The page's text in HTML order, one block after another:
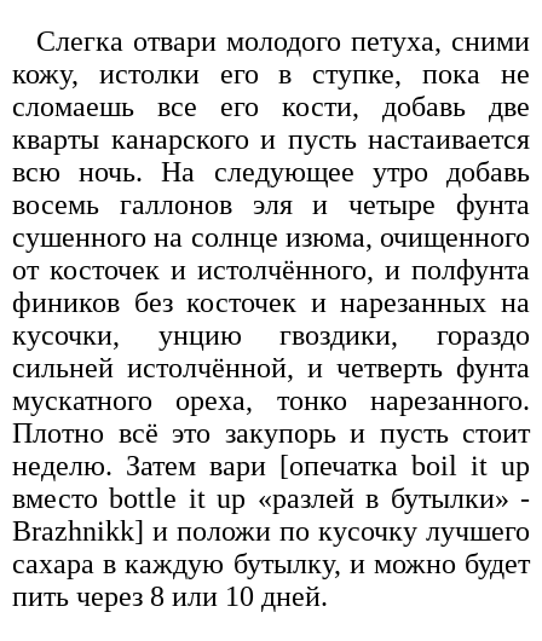
Слегка отвари молодого петуха, сними
кожу, истолки его в ступке, пока не
сломаешь все его кости, добавь две
кварты канарского и пусть настаивается
всю ночь. На следующее утро добавь
восемь галлонов эля и четыре фунта
сушенного на солнце изюма, очищенного
от косточек и истолчённого, и полфунта
фиников без косточек и нарезанных на
кусочки, унцию гвоздики, гораздо
сильней истолчённой, и четверть фунта
мускатного ореха, тонко нарезанного.
Плотно всё это закупорь и пусть стоит
неделю. Затем вари [опечатка boil it up
вместо bottle it up «разлей в бутылки» -
Brazhnikk] и положи по кусочку лучшего
сахара в каждую бутылку, и можно будет
пить через 8 или 10 дней.